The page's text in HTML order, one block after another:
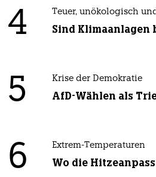
4 Teuer, unökologisch
Sind Klimaanlagen
5 Krise der Demokratie
AfD-Wählen als
6 Extrem-Temperaturen
Wo die